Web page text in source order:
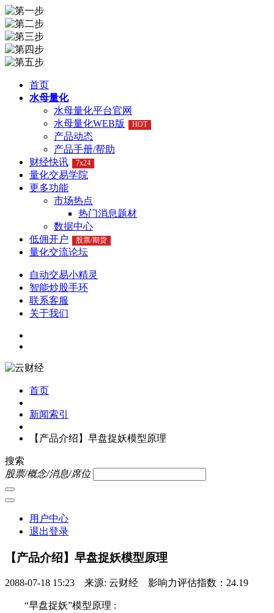
首页
水母量化
水母量化平台官网
水母量化WEB版
HOT
产品动态
产品手册/帮助
财经快讯
7x24
量化交易学院
更多功能
市场热点
热门消息题材
数据中心
低佣开户
股票/期货
量化交流论坛
自动交易小精灵
智能炒股手环
联系客服
关于我们
首页
新闻索引
【产品介绍】早盘捉妖模型原理
搜索
股票/概念/消息/席位
用户中心
退出登录
【产品介绍】早盘捉妖模型原理
2088-07-18 15:23 来源: 云财经 影响力评估指数：24.19
“早盘捉妖”模型原理 :